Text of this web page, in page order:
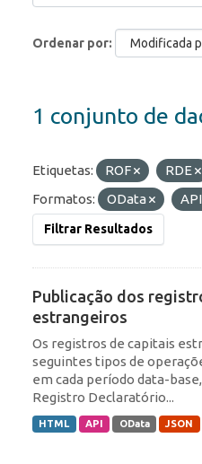
Ordenar por
1 conjunto de
Etiquetas: ROF RDE
Formatos:
OData API
Filtrar Resultados
Publicação dos
estrangeiros
Os registros de capitais
seguintes tipos de
em cada período data-
Registro Declaratório...
HTML API OData JSON